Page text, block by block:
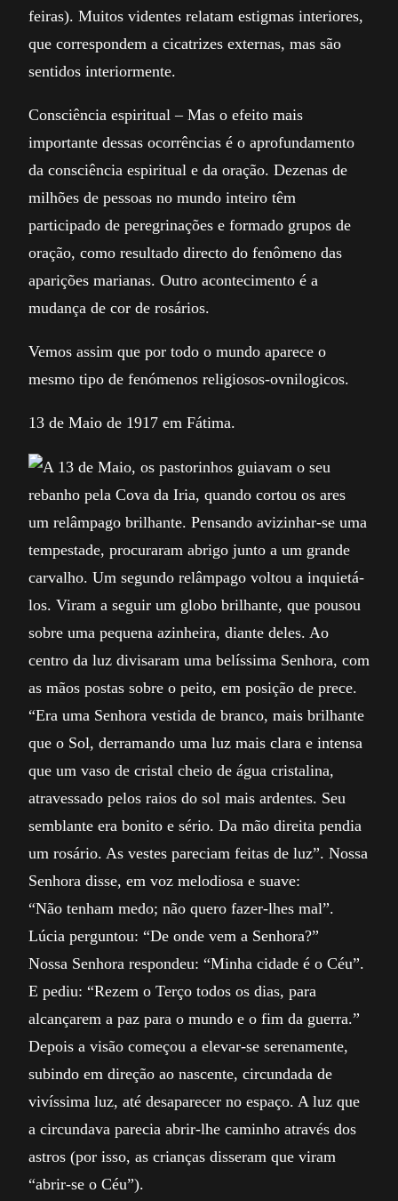
feiras). Muitos videntes relatam estigmas interiores,
que correspondem a cicatrizes externas, mas são
sentidos interiormente.
Consciência espiritual – Mas o efeito mais
importante dessas ocorrências é o aprofundamento
da consciência espiritual e da oração. Dezenas de
milhões de pessoas no mundo inteiro têm
participado de peregrinações e formado grupos de
oração, como resultado directo do fenômeno das
aparições marianas. Outro acontecimento é a
mudança de cor de rosários.
Vemos assim que por todo o mundo aparece o
mesmo tipo de fenómenos religiosos-ovnilogicos.
13 de Maio de 1917 em Fátima.
A 13 de Maio, os pastorinhos guiavam o seu
rebanho pela Cova da Iria, quando cortou os ares
um relâmpago brilhante. Pensando avizinhar-se uma
tempestade, procuraram abrigo junto a um grande
carvalho. Um segundo relâmpago voltou a inquietá-
los. Viram a seguir um globo brilhante, que pousou
sobre uma pequena azinheira, diante deles. Ao
centro da luz divisaram uma belíssima Senhora, com
as mãos postas sobre o peito, em posição de prece.
“Era uma Senhora vestida de branco, mais brilhante
que o Sol, derramando uma luz mais clara e intensa
que um vaso de cristal cheio de água cristalina,
atravessado pelos raios do sol mais ardentes. Seu
semblante era bonito e sério. Da mão direita pendia
um rosário. As vestes pareciam feitas de luz”. Nossa
Senhora disse, em voz melodiosa e suave:
“Não tenham medo; não quero fazer-lhes mal”.
Lúcia perguntou: “De onde vem a Senhora?”
Nossa Senhora respondeu: “Minha cidade é o Céu”.
E pediu: “Rezem o Terço todos os dias, para
alcançarem a paz para o mundo e o fim da guerra.”
Depois a visão começou a elevar-se serenamente,
subindo em direção ao nascente, circundada de
vivíssima luz, até desaparecer no espaço. A luz que
a circundava parecia abrir-lhe caminho através dos
astros (por isso, as crianças disseram que viram
“abrir-se o Céu”).